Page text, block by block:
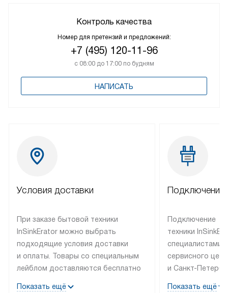
Контроль качества
Номер для претензий и предложений:
+7 (495) 120-11-96
с 08:00 до 17:00 по будням
НАПИСАТЬ
Условия доставки
При заказе бытовой техники
InSinkErator можно выбрать
подходящие условия доставки
и оплаты. Товары со специальным
лейблом доставляются бесплатно
Показать ещё
Подключение
Подключение
техники
специалистами
сервисного
и Санкт-
Показать ещё